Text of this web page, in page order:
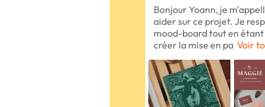
Bonjour Yoann, je
aider sur ce projet. Je
mood-board tout en
créer la mise en pa Voir